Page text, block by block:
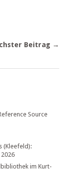
Beitrag →
Source
(Kleefeld):
im Kurt-